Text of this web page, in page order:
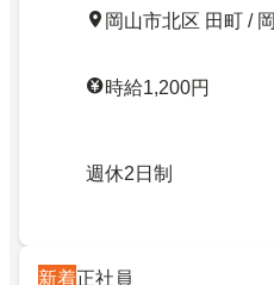
岡山市北区 田町 /
時給1,200円
週休2日制
新着正社員